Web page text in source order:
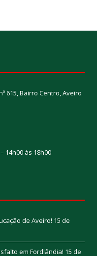
615, Bairro Centro, Aveiro
14h00 às 18h00
de Aveiro! 15 de
em Fordlândia! 15 de